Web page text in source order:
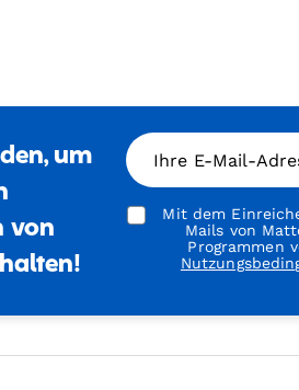
um
von
Ihre E-Mail-
Mit dem
Mails von
Programmen